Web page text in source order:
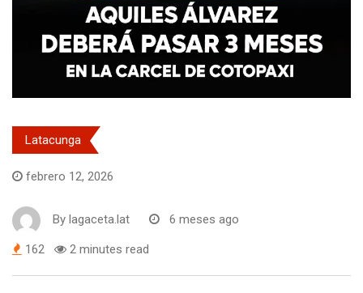
Latacunga
febrero 12, 2026
By lagaceta.lat 6 meses ago
162 2 minutes read